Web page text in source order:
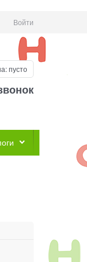
Войти
пусто